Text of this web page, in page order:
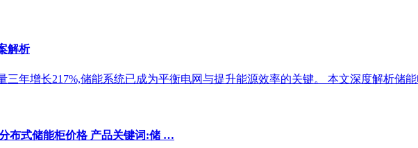
解析
三年增长217%,储能系统已成为平衡电网与提升能源效率的关键。 本文深度解析储
布式储能柜价格 产品关键词:储 …